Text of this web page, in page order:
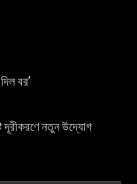
বর’
দূরীকরণে নতুন উদ্যোগ